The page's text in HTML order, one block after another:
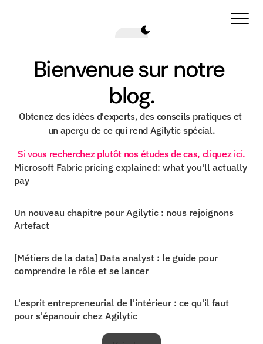
Bienvenue sur notre
blog.
Obtenez des idées d'experts, des conseils pratiques et
un aperçu de ce qui rend Agilytic spécial.
Si vous recherchez plutôt nos études de cas, cliquez ici.
Microsoft Fabric pricing explained: what you'll actually
pay
Un nouveau chapitre pour Agilytic : nous rejoignons
Artefact
[Métiers de la data] Data analyst : le guide pour
comprendre le rôle et se lancer
L'esprit entrepreneurial de l'intérieur : ce qu'il faut
pour s'épanouir chez Agilytic